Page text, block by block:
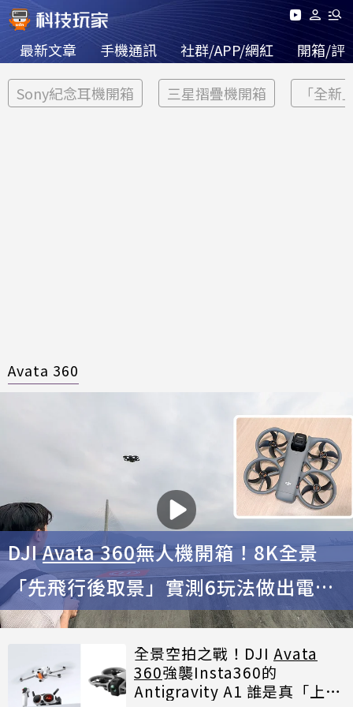
最新文章 手機通訊 社群/APP/網紅 開箱/評
Sony紀念耳機開箱 三星摺疊機開箱 「全新
Avata 360
DJIAvata 360無人機開箱！8K全景
「先飛行後取景」實測6玩法做出電影
級效果
全景空拍之戰！DJI Avata
360強襲Insta360的
Antigravity A1 誰是真「上帝